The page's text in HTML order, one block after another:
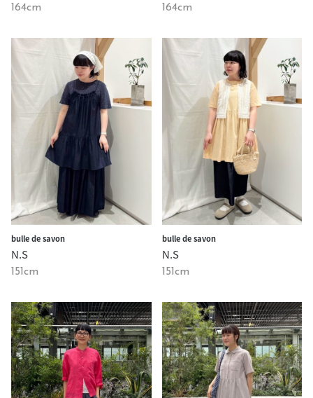
164cm 164cm
bulle de savon
N.S
151cm
bulle de savon
N.S
151cm